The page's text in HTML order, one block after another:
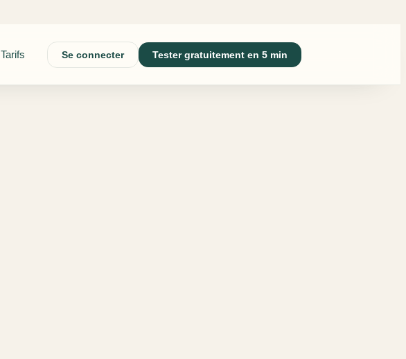
Tarifs Se connecter Tester gratuitement en 5 min